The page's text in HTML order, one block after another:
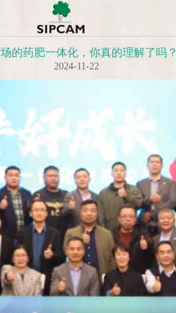
的药肥一体化，你真的理解了吗？
2024-11-22